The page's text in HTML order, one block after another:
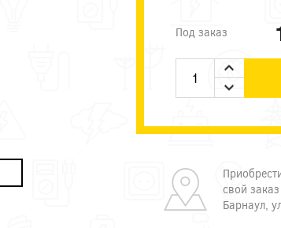
Под заказ
свой
Барнаул,